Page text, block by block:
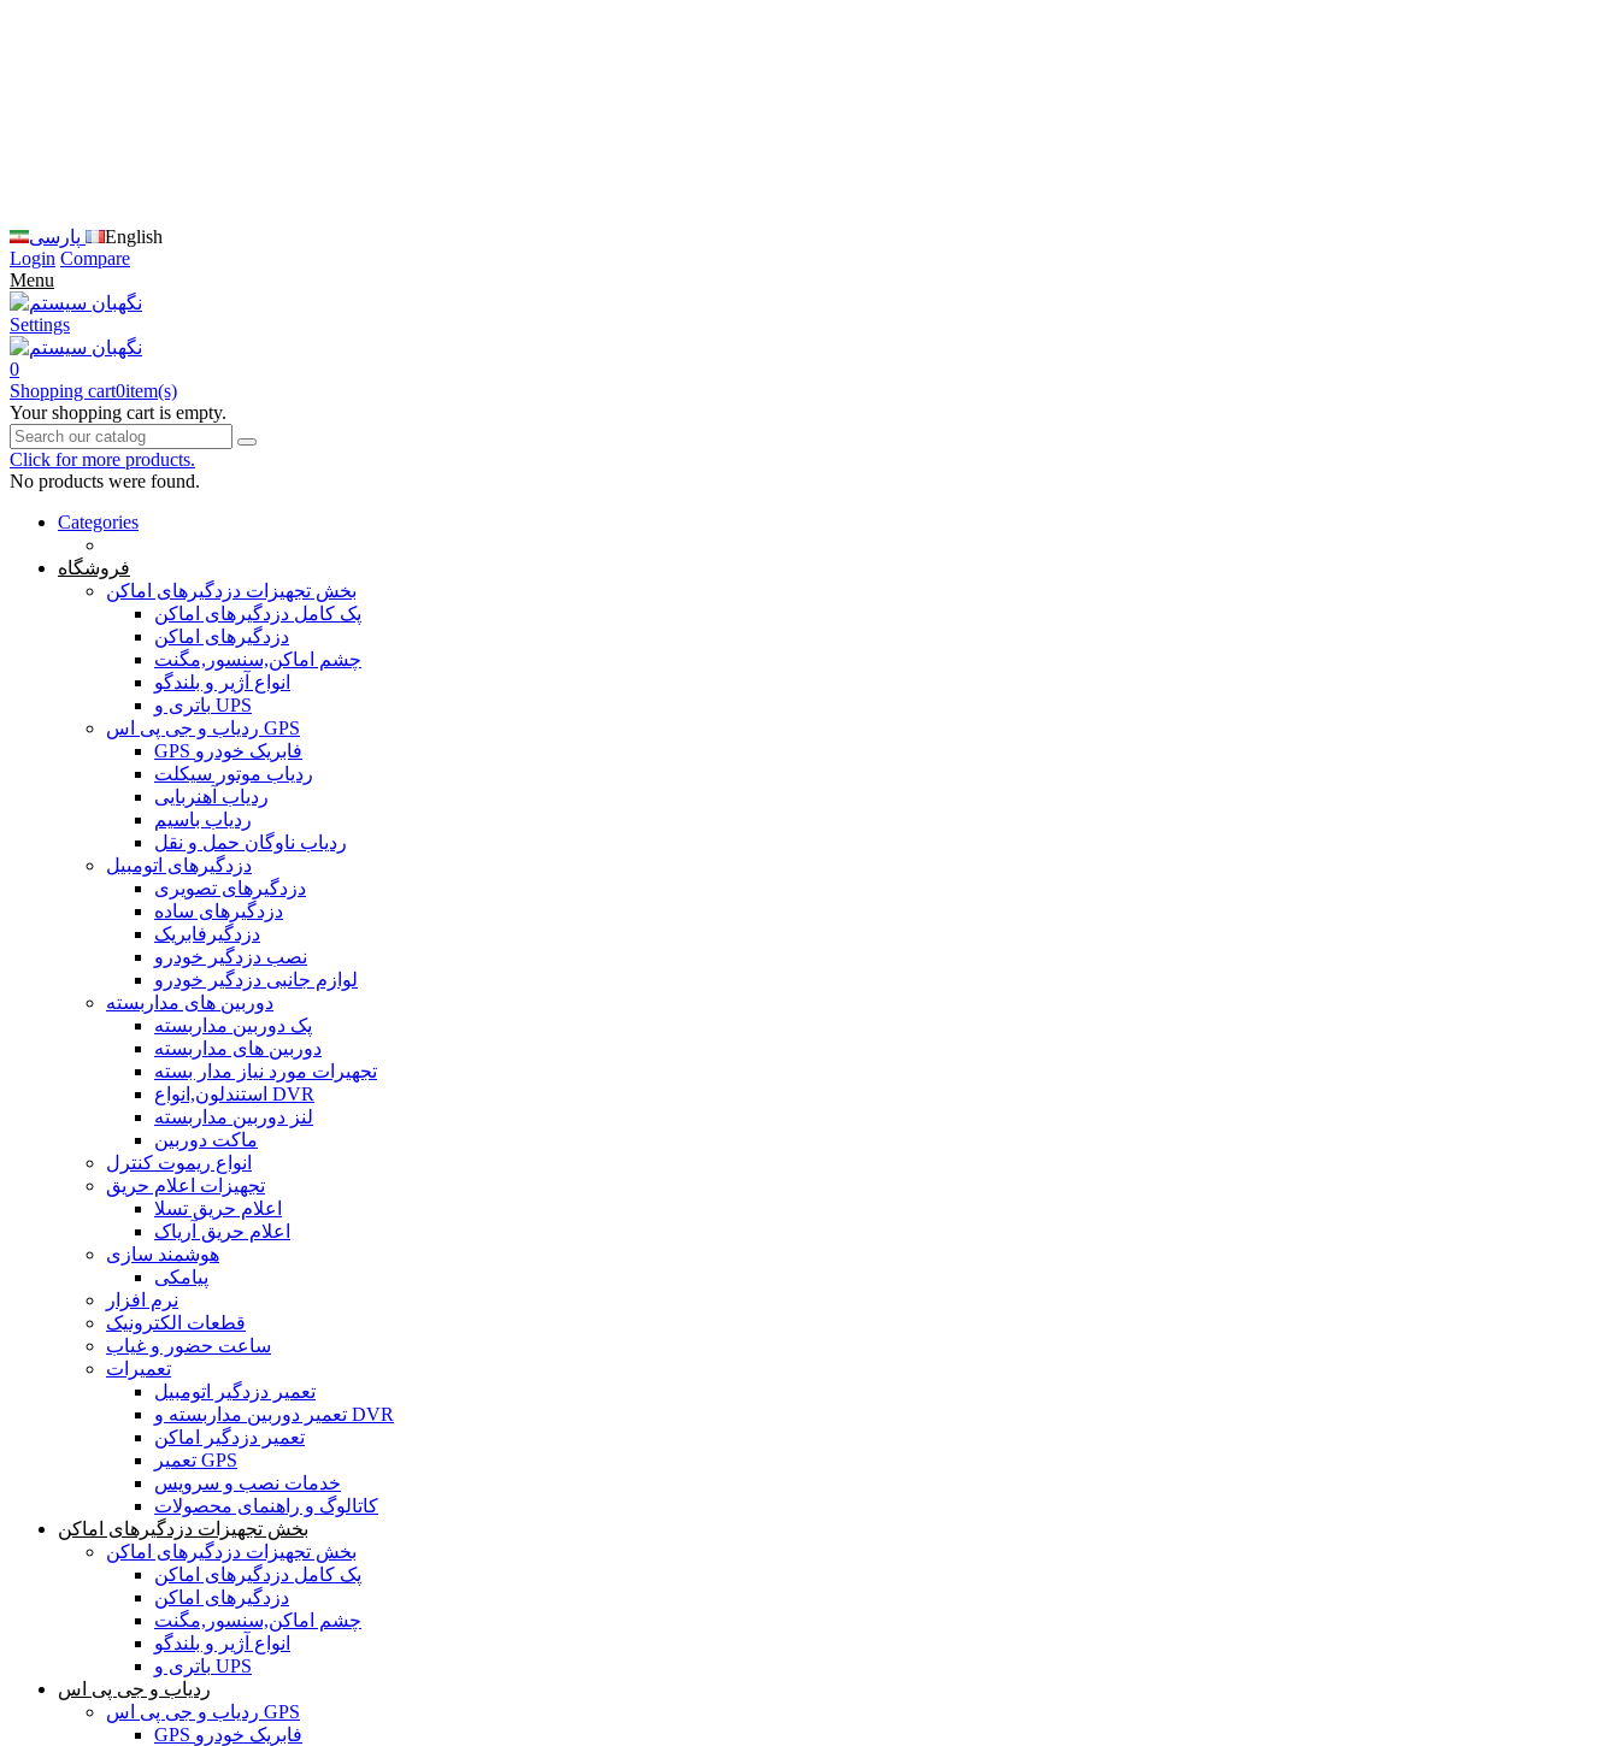
پارسی
English
Login Compare
Menu
Settings
0
Shopping cart0item(s)
Your shopping cart is empty.
Click for more products.
No products were found.
Categories
فروشگاه
بخش تجهیزات دزدگیرهای اماکن
پک کامل دزدگیرهای اماکن
دزدگیرهای اماکن
چشم اماکن,سنسور,مگنت
انواع آژیر و بلندگو
باتری و UPS
ردیاب و جی پی اس GPS
GPS فابریک خودرو
ردیاب موتور سیکلت
ردیاب آهنربایی
ردیاب باسیم
ردیاب ناوگان حمل و نقل
دزدگیرهای اتومبیل
دزدگیرهای تصویری
دزدگیرهای ساده
دزدگیرفابریک
نصب دزدگیر خودرو
لوازم جانبی دزدگیر خودرو
دوربین های مداربسته
پک دوربین مداربسته
دوربین های مداربسته
تجهیرات مورد نیاز مدار بسته
استندلون,انواع DVR
لنز دوربین مداربسته
ماکت دوربین
انواع ریموت کنترل
تجهیزات اعلام حریق
اعلام حریق تسلا
اعلام حریق آریاک
هوشمند سازی
پیامکی
نرم افزار
قطعات الکترونیک
ساعت حضور و غیاب
تعمیرات
تعمیر دزدگیر اتومبیل
تعمیر دوربین مداربسته و DVR
تعمیر دزدگیر اماکن
تعمیر GPS
خدمات نصب و سرویس
کاتالوگ و راهنمای محصولات
بخش تجهیزات دزدگیرهای اماکن
بخش تجهیزات دزدگیرهای اماکن
پک کامل دزدگیرهای اماکن
دزدگیرهای اماکن
چشم اماکن,سنسور,مگنت
انواع آژیر و بلندگو
باتری و UPS
ردیاب و جی پی اس
ردیاب و جی پی اس GPS
GPS فابریک خودرو